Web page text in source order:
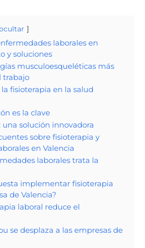
laborales en
y soluciones
musculoesqueléticas más
trabajo
fisioterapia en la salud
es la clave
una solución innovadora
sobre fisioterapia y
en Valencia
laborales trata la
implementar fisioterapia
de Valencia?
laboral reduce el
se desplaza a las empresas de